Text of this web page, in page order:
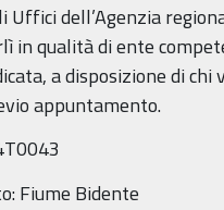
Uffici dell’Agenzia
in qualità di ente
a disposizione di
appuntamento.
Fiume Bidente